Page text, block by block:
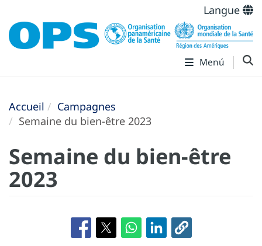
Langue
Menú
Accueil
Campagnes
Semaine du bien-être 2023
Semaine du bien-être
2023